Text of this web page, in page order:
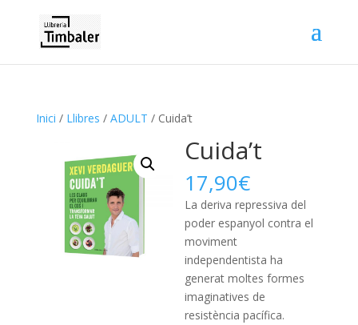
Inici / Llibres / ADULT / Cuida’t
Cuida’t
17,90€
La deriva repressiva del
poder espanyol contra el
moviment
independentista ha
generat moltes formes
imaginatives de
resistència pacífica.